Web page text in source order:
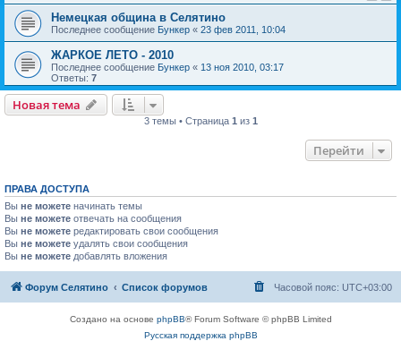
Немецкая община в Селятино
Последнее сообщение Бункер « 23 фев 2011, 10:04
ЖАРКОЕ ЛЕТО - 2010
Последнее сообщение Бункер « 13 ноя 2010, 03:17
Ответы: 7
Новая тема
3 темы • Страница 1 из 1
Перейти
ПРАВА ДОСТУПА
Вы не можете начинать темы
Вы не можете отвечать на сообщения
Вы не можете редактировать свои сообщения
Вы не можете удалять свои сообщения
Вы не можете добавлять вложения
Форум Селятино Список форумов Часовой пояс: UTC+03:00
Создано на основе phpBB® Forum Software © phpBB Limited
Русская поддержка phpBB